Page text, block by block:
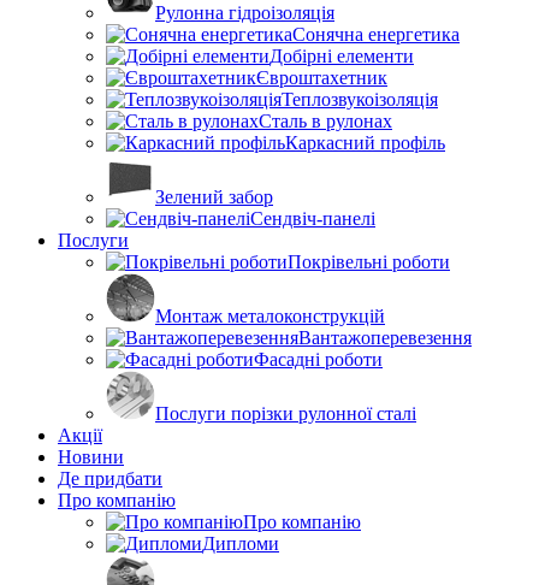
Рулонна гідроізоляція
Сонячна енергетика
Добірні елементи
Євроштахетник
Теплозвукоізоляція
Сталь в рулонах
Каркасний профіль
Зелений забор
Сендвіч-панелі
Послуги
Покрівельні роботи
Монтаж металоконструкцій
Вантажоперевезення
Фасадні роботи
Послуги порізки рулонної сталі
Акції
Новини
Де придбати
Про компанію
Про компанію
Дипломи